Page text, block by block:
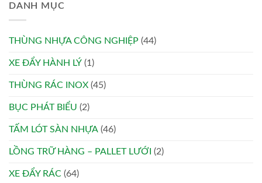
DANH MỤC
THÙNG NHỰA CÔNG NGHIỆP (44)
XE ĐẨY HÀNH LÝ (1)
THÙNG RÁC INOX (45)
BỤC PHÁT BIỂU (2)
TẤM LÓT SÀN NHỰA (46)
LỒNG TRỮ HÀNG – PALLET LƯỚI (2)
XE ĐẨY RÁC (64)